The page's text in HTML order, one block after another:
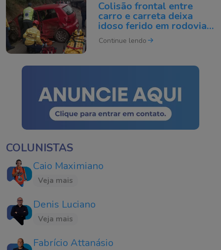
Colisão frontal entre
carro e carreta deixa
idoso ferido em rodovia
de SC
Continue lendo
COLUNISTAS
Caio Maximiano
Veja mais
Denis Luciano
Veja mais
Fabrício Attanásio